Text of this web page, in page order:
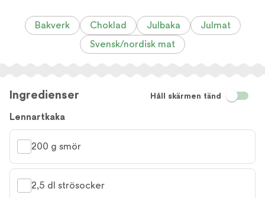
Bakverk Choklad Julbaka
Julmat
Svensk/nordisk mat
Ingredienser Håll skärmen tänd
Lennartkaka
200 g smör
2,5 dl strösocker